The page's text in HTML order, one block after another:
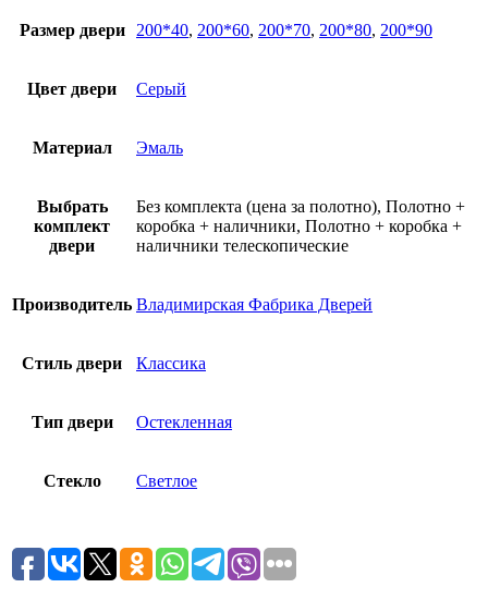
Размер двери 200*40, 200*60, 200*70, 200*80, 200*90
Цвет двери Серый
Материал Эмаль
Выбрать
комплект
двери
Без комплекта (цена за полотно), Полотно +
коробка + наличники, Полотно + коробка +
наличники телескопические
Производитель Владимирская Фабрика Дверей
Стиль двери Классика
Тип двери Остекленная
Стекло Светлое